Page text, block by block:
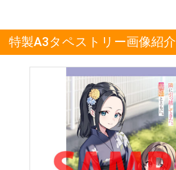
特製A3タペストリー画像紹介